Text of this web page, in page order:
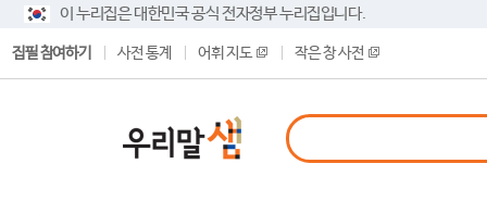
이 누리집은 대한민국 공식 전자정부 누리집입니다.
집필 참여하기 사전 통계 어휘 지도 작은 창 사전